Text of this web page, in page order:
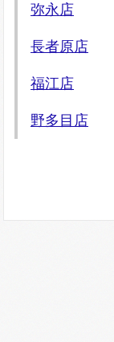
弥永店
長者原店
福江店
野多目店